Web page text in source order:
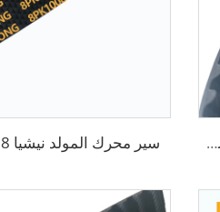
مُعدّات المحرك حزام توقيت مسنن من قطع غيار السيارات مطاطي مع الألياف الزجاجية أبيض\/أسود سير محرك المولد نيشيا PK 5PK1008 لسيارة دايو